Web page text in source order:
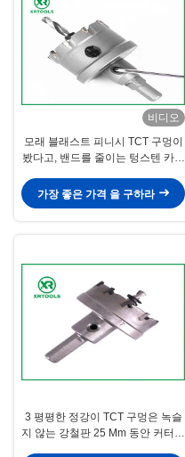
비디오
모래 블래스트 피니시 TCT 구멍이
봤다고, 밴드를 줄이는 텅스텐 카바
가장 좋은 가격 을 구하라
3 평평한 정강이 TCT 구멍은 녹슬
지 않는 강철판 25 Mm 동안 커터가